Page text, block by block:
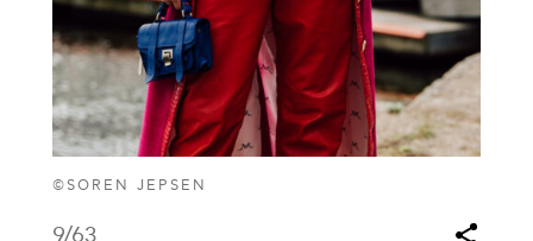
©SOREN JEPSEN
9/63